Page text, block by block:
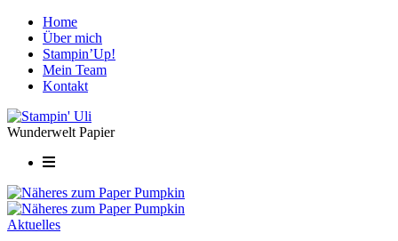
Home
Über mich
Stampin’Up!
Mein Team
Kontakt
Wunderwelt Papier
Aktuelles